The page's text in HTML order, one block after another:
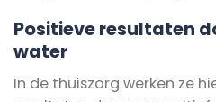
Positieve resultaten
water
In de thuiszorg werken ze